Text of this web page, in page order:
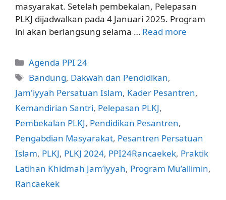
masyarakat. Setelah pembekalan, Pelepasan
PLKJ dijadwalkan pada 4 Januari 2025. Program
ini akan berlangsung selama … Read more
Categories
Agenda PPI 24
Tags
Bandung, Dakwah dan Pendidikan,
Jam'iyyah Persatuan Islam, Kader Pesantren,
Kemandirian Santri, Pelepasan PLKJ,
Pembekalan PLKJ, Pendidikan Pesantren,
Pengabdian Masyarakat, Pesantren Persatuan
Islam, PLKJ, PLKJ 2024, PPI24Rancaekek, Praktik
Latihan Khidmah Jam’iyyah, Program Mu’allimin,
Rancaekek